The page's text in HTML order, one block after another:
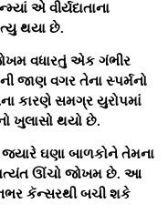
એ વીર્યદાતાના
થયા છે.
વધારતું એક ગંભીર
જાણ વગર તેના સ્પર્મનો
કારણે સમગ્ર યુરોપમાં
ખુલાસો થયો છે.
ઘણા બાળકોને તેમના
ઊંચો જોખમ છે. આ
કૅન્સરથી બચી શકે